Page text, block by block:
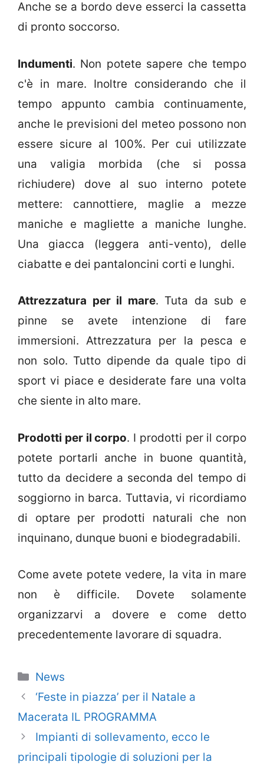
Anche se a bordo deve esserci la cassetta
di pronto soccorso.
Indumenti. Non potete sapere che tempo
c'è in mare. Inoltre considerando che il
tempo appunto cambia continuamente,
anche le previsioni del meteo possono non
essere sicure al 100%. Per cui utilizzate
una valigia morbida (che si possa
richiudere) dove al suo interno potete
mettere: cannottiere, maglie a mezze
maniche e magliette a maniche lunghe.
Una giacca (leggera anti-vento), delle
ciabatte e dei pantaloncini corti e lunghi.
Attrezzatura per il mare. Tuta da sub e
pinne se avete intenzione di fare
immersioni. Attrezzatura per la pesca e
non solo. Tutto dipende da quale tipo di
sport vi piace e desiderate fare una volta
che siente in alto mare.
Prodotti per il corpo. I prodotti per il corpo
potete portarli anche in buone quantità,
tutto da decidere a seconda del tempo di
soggiorno in barca. Tuttavia, vi ricordiamo
di optare per prodotti naturali che non
inquinano, dunque buoni e biodegradabili.
Come avete potete vedere, la vita in mare
non è difficile. Dovete solamente
organizzarvi a dovere e come detto
precedentemente lavorare di squadra.
Categorie
News
‘Feste in piazza’ per il Natale a
Macerata IL PROGRAMMA
Impianti di sollevamento, ecco le
principali tipologie di soluzioni per la